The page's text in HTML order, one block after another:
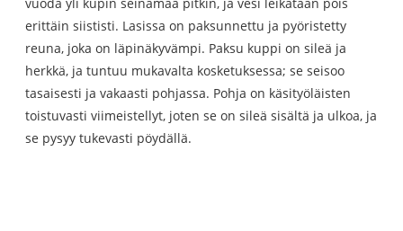
erittäin siististi. Lasissa on paksunnettu ja pyöristetty
reuna, joka on läpinäkyvämpi. Paksu kuppi on sileä ja
herkkä, ja tuntuu mukavalta kosketuksessa; se seisoo
tasaisesti ja vakaasti pohjassa. Pohja on käsityöläisten
toistuvasti viimeistellyt, joten se on sileä sisältä ja ulkoa, ja
se pysyy tukevasti pöydällä.